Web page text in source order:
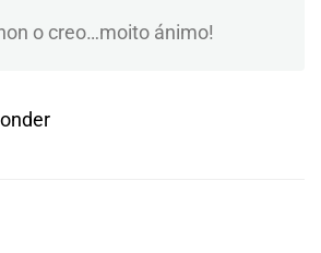
o creo…moito ánimo!